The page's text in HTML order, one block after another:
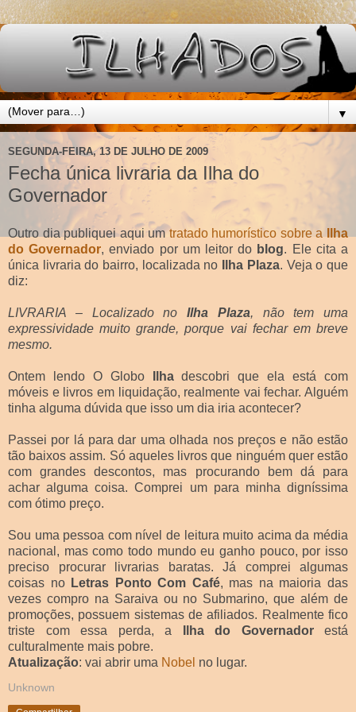
▼
SEGUNDA-FEIRA, 13 DE JULHO DE 2009
Fecha única livraria da Ilha do
Governador
Outro dia publiquei aqui umtratado humorístico sobre a
Ilha
do Governador, enviado por um leitor do blog. Ele cita a
única livraria do bairro, localizada no
Ilha Plaza. Veja o que
diz:
LIVRARIA – Localizado no Ilha Plaza, não tem uma
expressividade muito grande, porque vai fechar em breve
mesmo.
Ontem lendo O Globo Ilhadescobri que ela está com
móveis e livros em liquidação, realmente vai fechar. Alguém
tinha alguma dúvida que isso um dia iria acontecer?
Passei por lá para dar uma olhada nos preços e não estão
tão baixos assim. Só aqueles livros que ninguém quer estão
com grandes descontos, mas procurando bem dá para
achar alguma coisa. Comprei um para minha digníssima
com ótimo preço.
Sou uma pessoa com nível de leitura muito acima da média
nacional, mas como todo mundo eu ganho pouco, por isso
preciso procurar livrarias baratas. Já comprei algumas
coisas no Letras Ponto Com Café, mas na maioria das
vezes compro na Saraiva ou no Submarino, que além de
promoções, possuem sistemas de afiliados. Realmente fico
triste com essa perda, a
Ilha do Governadorestá
culturalmente mais pobre.
Atualização: vai abrir uma Nobel no lugar.
Unknown